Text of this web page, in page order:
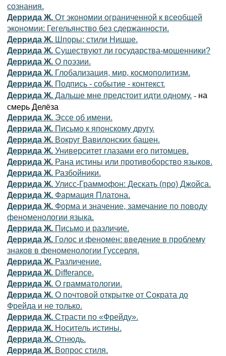
сознания.
Деррида Ж. От экономии ограниченной к всеобщей
экономии: Гегельянство без сдержанности.
Деррида Ж. Шпоры: стили Ницше.
Деррида Ж. Существуют ли государства-мошенники?
Деррида Ж. О поэзии.
Деррида Ж. Глобализация, мир, космополитизм.
Деррида Ж. Подпись - событие - контекст.
Деррида Ж. Дальше мне предстоит идти одному. - на
смерь Делёза
Деррида Ж. Эссе об имени.
Деррида Ж. Письмо к японскому другу.
Деррида Ж. Вокруг Вавилонских башен.
Деррида Ж. Университет глазами его питомцев.
Деррида Ж. Рана истины или противоборство языков.
Деррида Ж. Разбойники.
Деррида Ж. Улисс-Граммофон: Дескать (про) Джойса.
Деррида Ж. Фармация Платона.
Деррида Ж. Форма и значение, замечание по поводу
феноменологии языка.
Деррида Ж. Письмо и различие.
Деррида Ж. Голос и феномен: введение в проблему
знаков в феноменологии Гуссерля.
Деррида Ж. Различение.
Деррида Ж. Differance.
Деррида Ж. О грамматологии.
Деррида Ж. О почтовой открытке от Сократа до
Фрейда и не только.
Деррида Ж. Страсти по «Фрейду».
Деррида Ж. Носитель истины.
Деррида Ж. Отнюдь.
Деррида Ж. Вопрос стиля.